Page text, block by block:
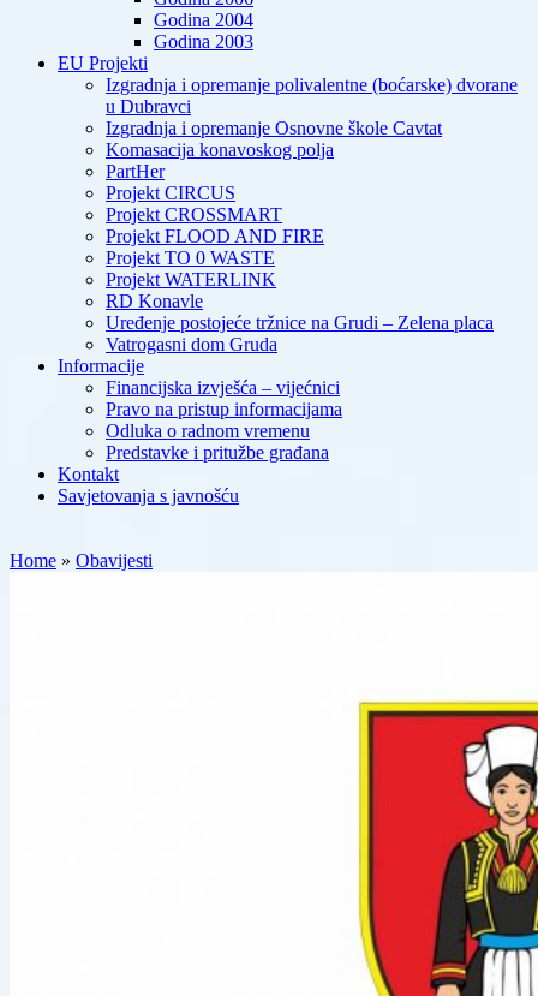
Godina 2004
Godina 2003
EU Projekti
Izgradnja i opremanje polivalentne (boćarske) dvorane
u Dubravci
Izgradnja i opremanje Osnovne škole Cavtat
Komasacija konavoskog polja
PartHer
Projekt CIRCUS
Projekt CROSSMART
Projekt FLOOD AND FIRE
Projekt TO 0 WASTE
Projekt WATERLINK
RD Konavle
Uređenje postojeće tržnice na Grudi – Zelena placa
Vatrogasni dom Gruda
Informacije
Financijska izvješća – vijećnici
Pravo na pristup informacijama
Odluka o radnom vremenu
Predstavke i pritužbe građana
Kontakt
Savjetovanja s javnošću
Home » Obavijesti